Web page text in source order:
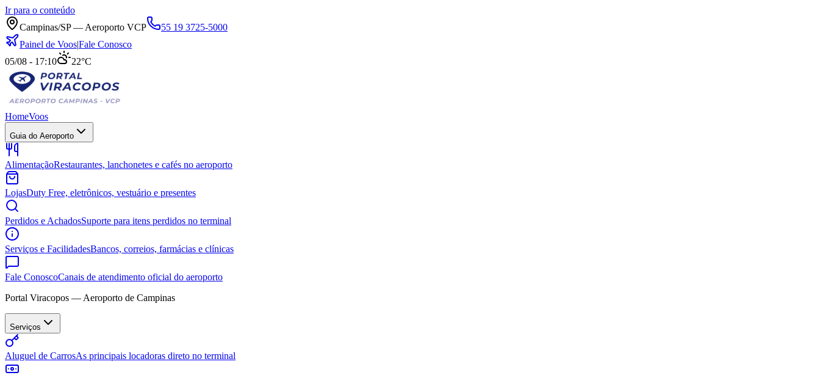
Ir para o conteúdo
Campinas/SP — Aeroporto VCP
55 19 3725-5000
Painel de Voos|Fale Conosco
05/08 - 17:10
22°C
HomeVoos
Guia do Aeroporto
AlimentaçãoRestaurantes, lanchonetes e cafés no aeroporto
LojasDuty Free, eletrônicos, vestuário e presentes
Perdidos e AchadosSuporte para itens perdidos no terminal
Serviços e FacilidadesBancos, correios, farmácias e clínicas
Fale ConoscoCanais de atendimento oficial do aeroporto
Portal Viracopos — Aeroporto de Campinas
Serviços
Aluguel de CarrosAs principais locadoras direto no terminal